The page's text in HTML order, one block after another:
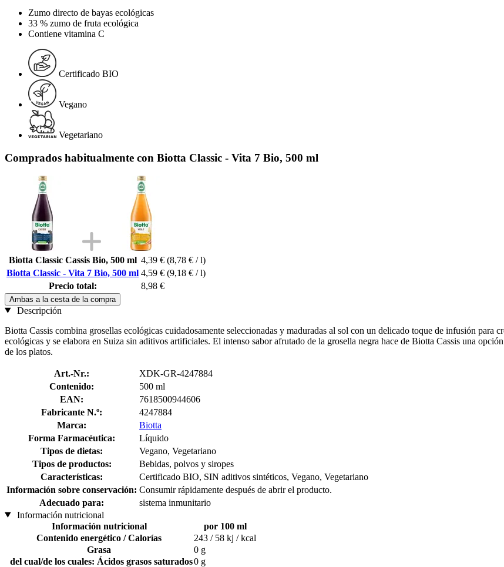
Zumo directo de bayas ecológicas
33 % zumo de fruta ecológica
Contiene vitamina C
Certificado BIO
Vegano
Vegetariano
Comprados habitualmente con Biotta Classic - Vita 7 Bio, 500 ml
Biotta Classic Cassis Bio, 500 ml 4,39 € (8,78 € / l)
Biotta Classic - Vita 7 Bio, 500 ml 4,59 € (9,18 € / l)
Precio total:
8,98 €
Ambas a la cesta de la compra
Descripción
Biotta Cassis combina grosellas ecológicas cuidadosamente seleccionadas y maduradas al sol con un delicado toque de infusión
ecológicas y se elabora en Suiza sin aditivos artificiales. El intenso sabor afrutado de la grosella negra hace de Biotta Cassis una
de los platos.
Art.-Nr.:
XDK-GR-4247884
Contenido:
500 ml
EAN:
7618500944606
Fabricante N.º:
4247884
Marca:
Biotta
Forma Farmacéutica:
Líquido
Tipos de dietas:
Vegano, Vegetariano
Tipos de productos:
Bebidas, polvos y siropes
Características:
Certificado BIO, SIN aditivos sintéticos, Vegano, Vegetariano
Información sobre conservación: Consumir rápidamente después de abrir el producto.
Adecuado para:
sistema inmunitario
Información nutricional
Información nutricional
por 100 ml
Contenido energético / Calorías
243 / 58 kj / kcal
Grasa
0 g
del cual/de los cuales: Ácidos grasos saturados0 g